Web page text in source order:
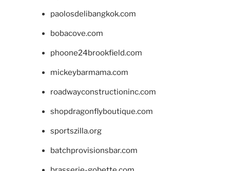
paolosdelibangkok.com
bobacove.com
phoone24brookfield.com
mickeybarmama.com
roadwayconstructioninc.com
shopdragonflyboutique.com
sportszilla.org
batchprovisionsbar.com